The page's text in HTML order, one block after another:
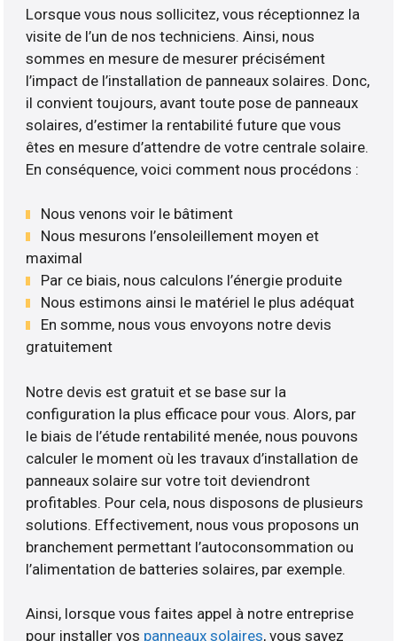
Lorsque vous nous sollicitez, vous réceptionnez la
visite de l’un de nos techniciens. Ainsi, nous
sommes en mesure de mesurer précisément
l’impact de l’installation de panneaux solaires. Donc,
il convient toujours, avant toute pose de panneaux
solaires, d’estimer la rentabilité future que vous
êtes en mesure d’attendre de votre centrale solaire.
En conséquence, voici comment nous procédons :
Nous venons voir le bâtiment
Nous mesurons l’ensoleillement moyen et
maximal
Par ce biais, nous calculons l’énergie produite
Nous estimons ainsi le matériel le plus adéquat
En somme, nous vous envoyons notre devis
gratuitement
Notre devis est gratuit et se base sur la
configuration la plus efficace pour vous. Alors, par
le biais de l’étude rentabilité menée, nous pouvons
calculer le moment où les travaux d’installation de
panneaux solaire sur votre toit deviendront
profitables. Pour cela, nous disposons de plusieurs
solutions. Effectivement, nous vous proposons un
branchement permettant l’autoconsommation ou
l’alimentation de batteries solaires, par exemple.
Ainsi, lorsque vous faites appel à notre entreprise
pour installer vos panneaux solaires, vous savez